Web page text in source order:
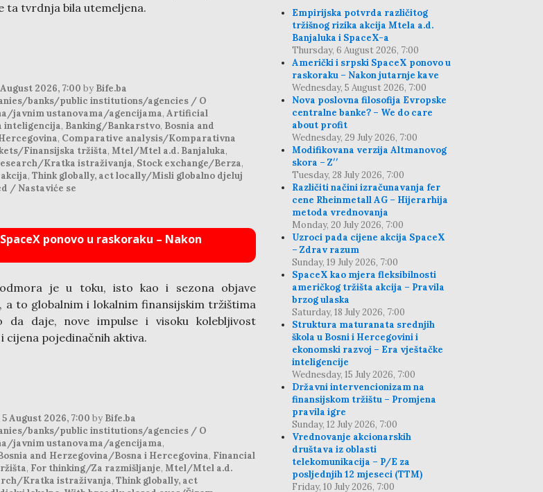
ta tvrdnja bila utemeljena.
2026, 7:00 by Bife.ba
banks/public institutions/agencies / O
javnim ustanovama/agencijama, Artificial
inteligencija, Banking/Bankarstvo, Bosnia and
, Comparative analysis/Komparativna
Finansijska tržišta, Mtel/Mtel a.d. Banjaluka,
Kratka istraživanja, Stock exchange/Berza,
, Think globally, act locally/Misli globalno djeluj
/ Nastaviće se
ponovo u raskoraku – Nakon
odmora je u toku, isto kao i sezona objave
a to globalnim i lokalnim finansijskim tržištima
daje, nove impulse i visoku kolebljivost
cijena pojedinačnih aktiva.
August 2026, 7:00 by Bife.ba
banks/public institutions/agencies / O
javnim ustanovama/agencijama,
and Herzegovina/Bosna i Hercegovina, Financial
, For thinking/Za razmišljanje, Mtel/Mtel a.d.
Kratka istraživanja, Think globally, act
Empirijska potvrda različitog
tržišnog rizika akcija Mtela a.d.
Banjaluka i SpaceX-a
Thursday, 6 August 2026, 7:00
Američki i srpski SpaceX ponovo u
raskoraku – Nakon jutarnje kave
Wednesday, 5 August 2026, 7:00
Nova poslovna filosofija Evropske
centralne banke? – We do care
about profit
Wednesday, 29 July 2026, 7:00
Modifikovana verzija Altmanovog
skora – Z′′
Tuesday, 28 July 2026, 7:00
Različiti načini izračunavanja fer
cene Rheinmetall AG – Hijerarhija
metoda vrednovanja
Monday, 20 July 2026, 7:00
Uzroci pada cijene akcija SpaceX
– Zdrav razum
Sunday, 19 July 2026, 7:00
SpaceX kao mjera fleksibilnosti
američkog tržišta akcija – Pravila
brzog ulaska
Saturday, 18 July 2026, 7:00
Struktura maturanata srednjih
škola u Bosni i Hercegovini i
ekonomski razvoj – Era vještačke
inteligencije
Wednesday, 15 July 2026, 7:00
Državni intervencionizam na
finansijskom tržištu – Promjena
pravila igre
Sunday, 12 July 2026, 7:00
Vrednovanje akcionarskih
društava iz oblasti
telekomunikacija – P/E za
posljednjih 12 mjeseci (TTM)
Friday, 10 July 2026, 7:00